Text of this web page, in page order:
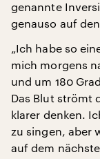
genannte
genauso auf
„Ich habe so
mich morgens
und um 180
Das Blut strömt
klarer denken.
zu singen, aber
auf dem